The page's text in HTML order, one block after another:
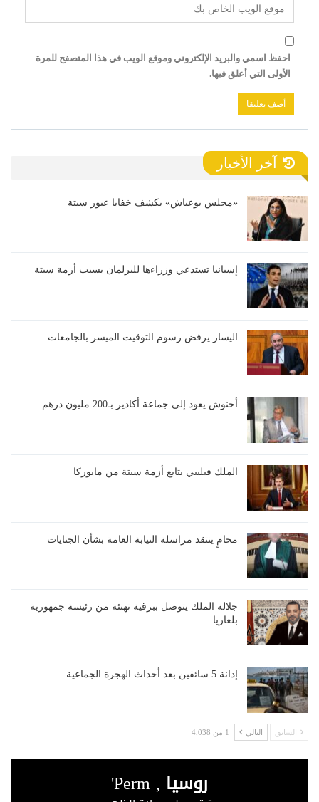
احفظ اسمي والبريد الإلكتروني وموقع الويب في هذا المتصفح للمرة
الأولى التي أعلق فيها.
آخر الأخبار
«مجلس بوعياش» يكشف خفايا عبور سبتة
إسبانيا تستدعي وزراءها للبرلمان بسبب أزمة سبتة
اليسار يرفض رسوم التوقيت الميسر بالجامعات
أخنوش يعود إلى جماعة أكادير بـ200 مليون درهم
الملك فيليبي يتابع أزمة سبتة من مايوركا
محامٍ ينتقد مراسلة النيابة العامة بشأن الجنايات
جلالة الملك يتوصل ببرقية تهنئة من رئيسة جمهورية
بلغاريا…
إدانة 5 سائقين بعد أحداث الهجرة الجماعية
السابق التالي 1 من 4,038